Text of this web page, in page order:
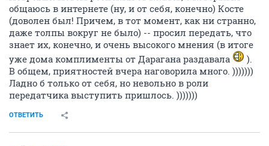
общаюсь в интернете (ну, и от себя, конечно) Косте
(доволен был! Причем, в тот момент, как ни странно,
даже толпы вокруг не было) -- просил передать, что
знает их, конечно, и очень высокого мнения (в итоге
уже дома комплименты от Дарагана раздавала
).
В общем, приятностей вчера наговорила много. )))))))
Ладно б только от себя, но невольно в роли
передатчика выступить пришлось. )))))))
ОТВЕТИТЬ